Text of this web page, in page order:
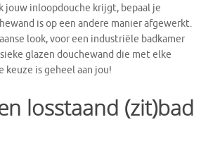
inloopdouche krijgt, bepaal je
is op een andere manier afgewerkt.
look, voor een industriële badkamer
glazen douchewand die met elke
keuze is geheel aan jou!
losstaand (zit)bad